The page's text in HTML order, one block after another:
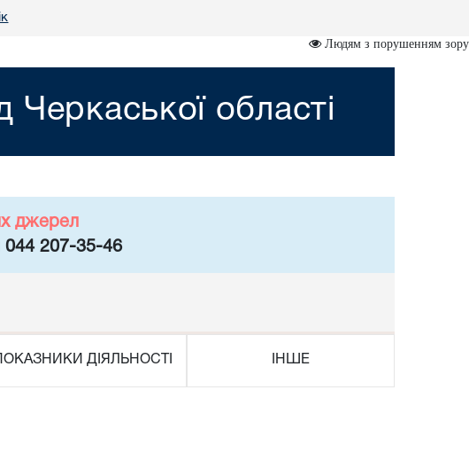
Людям з порушенням зору
області
джерел
044 207-35-46
ДІЯЛЬНОСТІ ІНШЕ